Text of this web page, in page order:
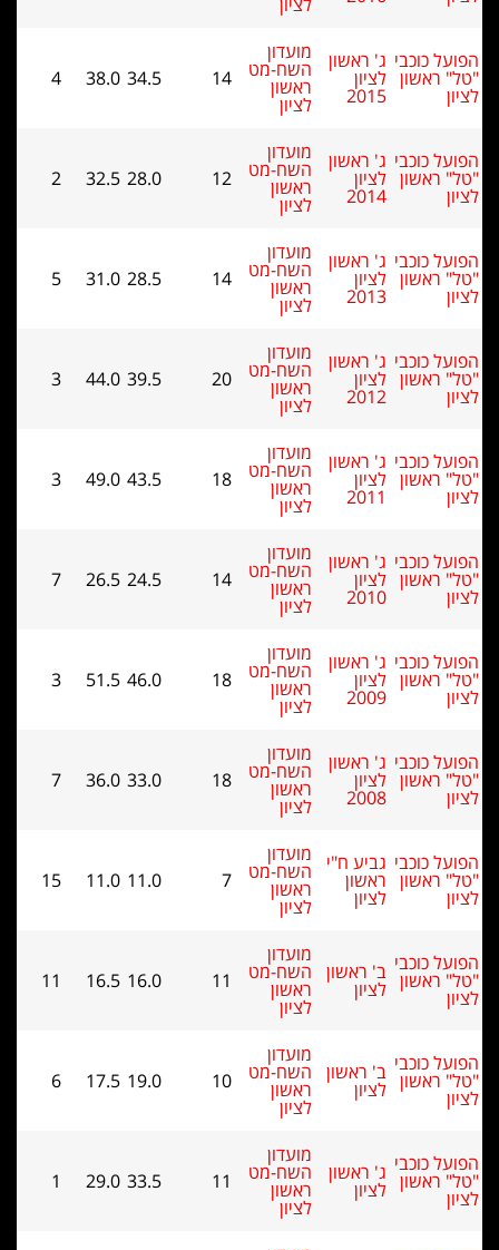
כוכבי
ראשון
ג' ראשון
לציון
2015
מועדון
השח-מט
ראשון
לציון
14
38.0
4
כוכבי
ראשון
ג' ראשון
לציון
2014
מועדון
השח-מט
ראשון
לציון
12
32.5
2
כוכבי
ראשון
ג' ראשון
לציון
2013
מועדון
השח-מט
ראשון
לציון
14
31.0
5
כוכבי
ראשון
ג' ראשון
לציון
2012
מועדון
השח-מט
ראשון
לציון
20
44.0
3
כוכבי
ראשון
ג' ראשון
לציון
2011
מועדון
השח-מט
ראשון
לציון
18
49.0
3
כוכבי
ראשון
ג' ראשון
לציון
2010
מועדון
השח-מט
ראשון
לציון
14
26.5
7
כוכבי
ראשון
ג' ראשון
לציון
2009
מועדון
השח-מט
ראשון
לציון
18
51.5
3
כוכבי
ראשון
ג' ראשון
לציון
2008
מועדון
השח-מט
ראשון
לציון
18
36.0
7
כוכבי
ראשון
גביע ח"י
ראשון
לציון
מועדון
השח-מט
ראשון
לציון
7
11.0
15
כוכבי
ראשון ב' ראשון
לציון
השח-מט
ראשון
לציון
11
16.5
11
כוכבי
ראשון ב' ראשון
לציון
השח-מט
ראשון
לציון
10
17.5
6
כוכבי
ראשון ג' ראשון
לציון
השח-מט
ראשון
לציון
11
29.0
1